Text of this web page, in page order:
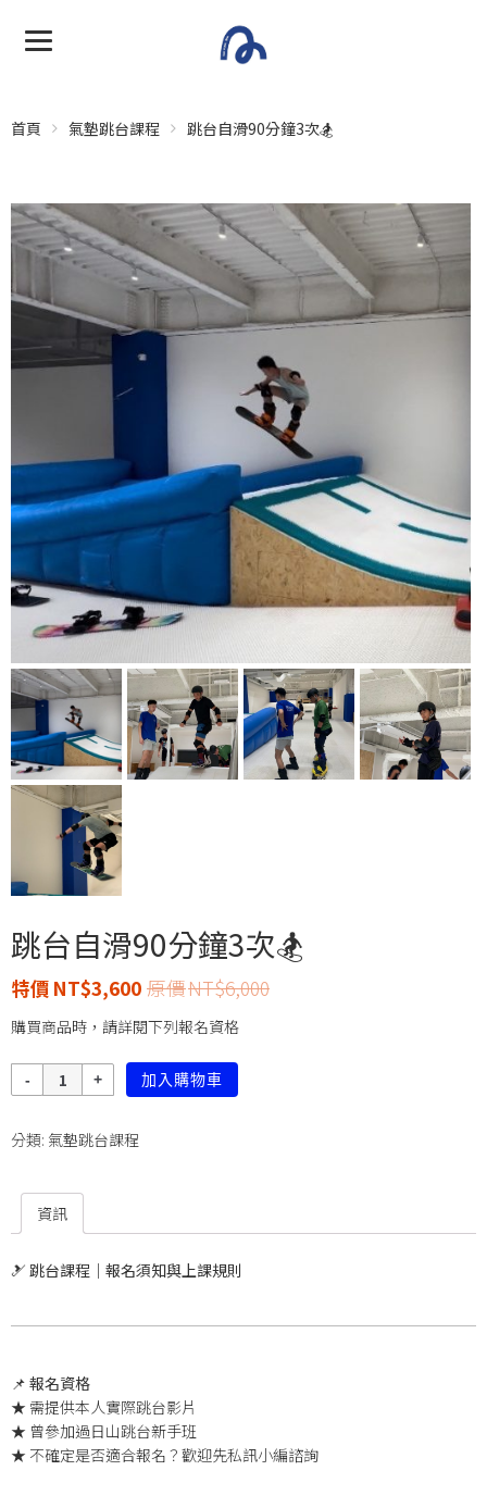
首頁 氣墊跳台課程 跳台自滑90分鐘3次🏂
跳台自滑90分鐘3次🏂
NT$6,000
NT$3,600
購買商品時，請詳閱下列報名資格
量
加入購物車
分類: 氣墊跳台課程
資訊
🎿 跳台課程｜報名須知與上課規則
📌 報名資格
★ 需提供本人實際跳台影片
★ 曾參加過日山跳台新手班
★ 不確定是否適合報名？歡迎先私訊小編諮詢